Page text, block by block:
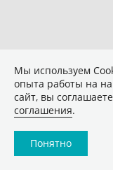
Мы используем
опыта работы на
сайт, вы
соглашения.
Понятно